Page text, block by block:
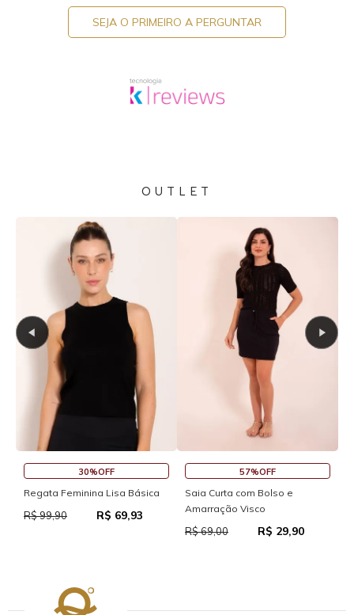
SEJA O PRIMEIRO A PERGUNTAR
OUTLET
30%OFF
Regata Feminina Lisa Básica
R$ 99,90 R$ 69,93
57%OFF
Saia Curta com Bolso e
Amarração Visco
R$ 69,00 R$ 29,90